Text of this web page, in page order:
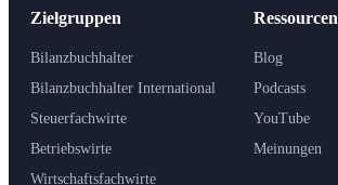
Zielgruppen
Bilanzbuchhalter
Bilanzbuchhalter International
Steuerfachwirte
Betriebswirte
Wirtschaftsfachwirte
Ressourcen
Blog
Podcasts
YouTube
Meinungen